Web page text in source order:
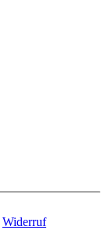
Widerruf